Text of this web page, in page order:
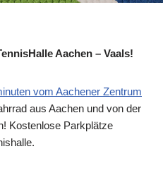
Aachen – Vaals!
vom Aachener Zentrum
aus Aachen und von der
Kostenlose Parkplätze